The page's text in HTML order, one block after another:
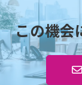
この機会